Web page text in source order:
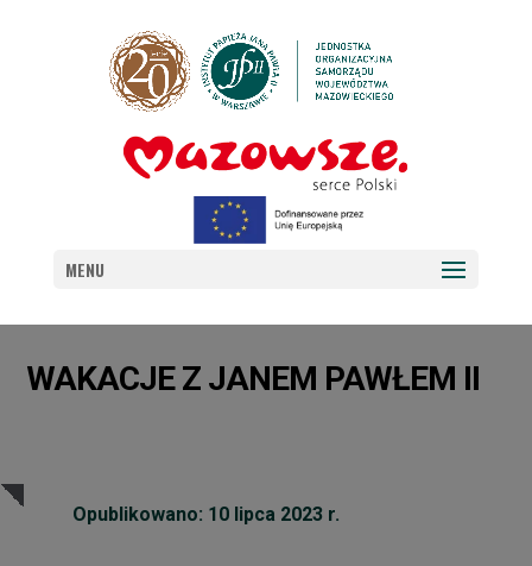
MENU
WAKACJE Z JANEM PAWŁEM II
Opublikowano: 10 lipca 2023 r.